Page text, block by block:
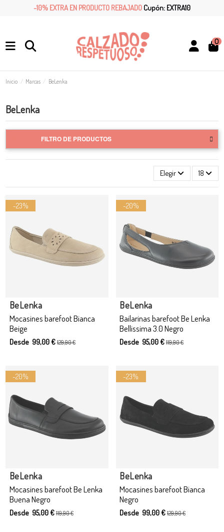
-10% EXTRA EN PRODUCTO REBAJADO Cupón: EXTRA10
0
Inicio Marcas BeLenka
BeLenka
FILTRO DE PRODUCTOS
Elegir 18
-23%
Mocasines barefoot Bianca
Beige
BeLenka
Desde 99,00 €129,90 €
-20%
Bailarinas barefoot Be Lenka
Bellissima 3.0 Negro
BeLenka
Desde 95,00 € 119,90 €
-20%
Mocasines barefoot Be Lenka
Buena Negro
BeLenka
Desde 95,00 €119,90 €
-23%
Mocasines barefoot Bianca
Negro
BeLenka
Desde 99,00 € 129,90 €